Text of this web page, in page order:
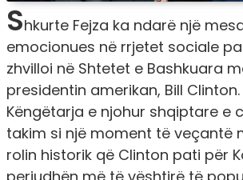
Shkurte Fejza ka ndarë një
emocionues në rrjetet sociale
zhvilloi në Shtetet e Bashkuara
presidentin amerikan, Bill Clinton.
Këngëtarja e njohur shqiptare e
takim si një moment të veçantë
rolin historik që Clinton pati për